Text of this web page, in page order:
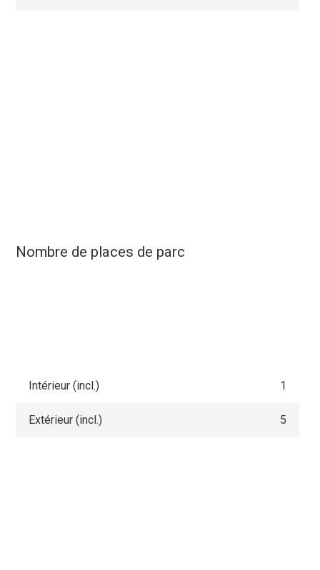
Nombre de places de parc
Intérieur (incl.) 1
Extérieur (incl.) 5